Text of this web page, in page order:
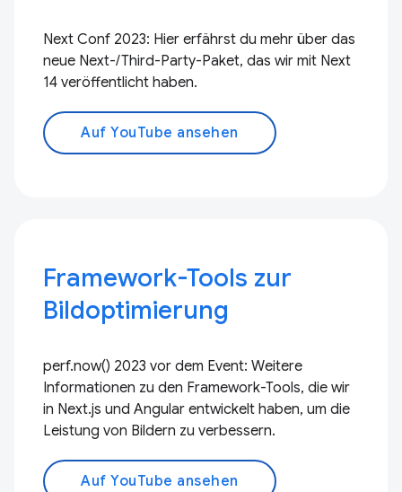
Next Conf 2023: Hier erfährst du mehr über das
neue Next-/Third-Party-Paket, das wir mit Next
14 veröffentlicht haben.
Auf YouTube ansehen
Framework-Tools zur
Bildoptimierung
perf.now() 2023 vor dem Event: Weitere
Informationen zu den Framework-Tools, die wir
in Next.js und Angular entwickelt haben, um die
Leistung von Bildern zu verbessern.
Auf YouTube ansehen